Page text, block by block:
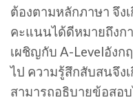
ต้องตามหลักภาษา จึง
คะแนนได้ดีหมายถึงก
เผชิญกับ A-Levelอังก
ไป ความรู้สึกสับสนจึง
สามารถอธิบายข้อสอ